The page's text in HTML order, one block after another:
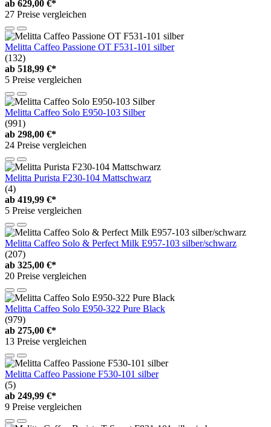
ab 629,00 €*
27 Preise vergleichen
Melitta Caffeo Passione OT F531-101 silber
(132)
ab 518,99 €*
5 Preise vergleichen
Melitta Caffeo Solo E950-103 Silber
(991)
ab 298,00 €*
24 Preise vergleichen
Melitta Purista F230-104 Mattschwarz
(4)
ab 419,99 €*
5 Preise vergleichen
Melitta Caffeo Solo & Perfect Milk E957-103 silber/schwarz
(207)
ab 325,00 €*
20 Preise vergleichen
Melitta Caffeo Solo E950-322 Pure Black
(979)
ab 275,00 €*
13 Preise vergleichen
Melitta Caffeo Passione F530-101 silber
(5)
ab 249,99 €*
9 Preise vergleichen